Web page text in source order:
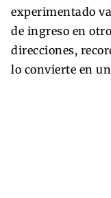
experimentado
de ingreso en
direcciones,
lo convierte en